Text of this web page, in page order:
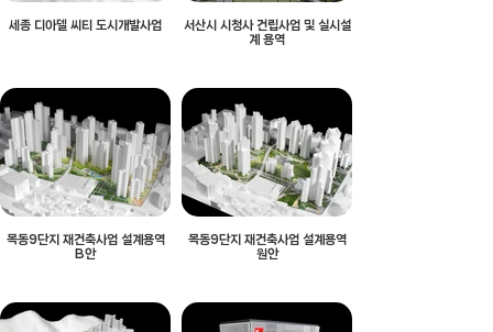
세종 디아델 씨티 도시개발사업
서산시 시청사 건립사업 및 실시설
계 용역
목동9단지 재건축사업 설계용역
B안
목동9단지 재건축사업 설계용역
원안